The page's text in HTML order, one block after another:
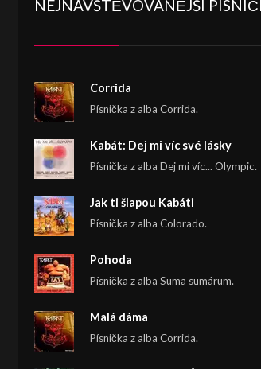
NEJNAVŠTĚVOVANĚJŠÍ
Corrida
Písnička z alba Corrida.
Kabát: Dej mi víc své lásky
Písnička z alba Dej mi víc... Olympic.
Jak ti šlapou Kabáti
Písnička z alba Colorado.
Pohoda
Písnička z alba Suma sumárum.
Malá dáma
Písnička z alba Corrida.